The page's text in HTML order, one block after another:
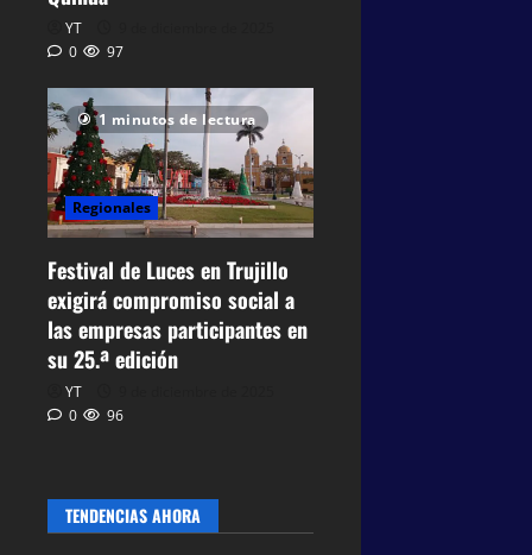
YT
0
97
1 minutos de lectura
Regionales
Festival de Luces en Trujillo
exigirá compromiso social a
las empresas participantes en
su 25.ª edición
YT
0
96
TENDENCIAS AHORA